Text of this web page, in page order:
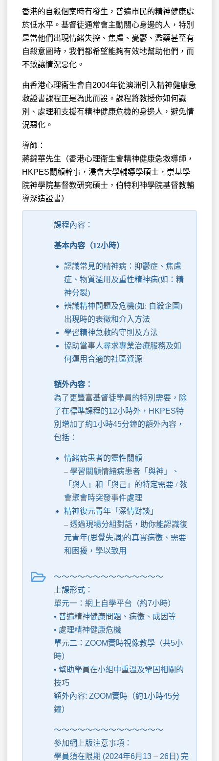
香港的自殺個案時有發生，普遍市民的精神健康處
於低水平。基督徒通常會主動關心身邊的人，特別
是當他們出現情緒失控、焦慮、憂鬱、濫藥甚至有
自殺意圖時，我們都希望能夠有效地幫助他們，而
不致讓情況惡化。
由香港心理衞生會自2004年從澳洲引入精神健康急
救證書課程正是為此而設。課程將教授你如何識
別、處理和支援有精神健康危機的身邊人，避免情
況惡化。
導師：
蔣錦華先生（香港心理衛生會精神健康急救導師，
HKPES關顧幹事，浸會大學輔導學碩士，崇基學
院神學院基督教研究碩士，伯特利神學院基督教輔
導深造證書）
課程內容：
基本內容（12小時）
認識常見的精神病：抑鬱症、焦慮
症、物質濫用及重性精神病(如：精
神分裂)
辨識精神問題及危機(如: 自殺企圖)
出現時的表徵和介入方法
學習精神急救的守則及方法
協助當事人尋求專業治療服務及如
何運用合適的社區資源
額外內容：
為了更豐富基督徒學員的特別需要，除
了在標準課程的12小時外，HKPES特
別增加了約1小時45分鐘的額外內容，
包括：
情緒病患者的靈性關顧
– 學習關顧情緒病患者「與神」、
「與人」和「與己」的特定需要 / 教
會聚會時突發事件處理
精神復元青年「深情對談」
– 透過現場分組對話，助你能認識復
元青年(思覺失調)的真實病徵、需要
和困擾，學以致用
～～～～～～～～～～～～～～
上課形式：
單元一：網上自學平台（約7小時）
• 普遍精神健康問題、病徵、成因等
• 處理精神健康危機
單元二：ZOOM實時視像教學（共5小
時）
• 幫助學員在小組中重溫及鞏固相關的
技巧
額外內容: ZOOM實時（約1小時45分
鐘）
～～～～～～～～～～～～～～
參加網上版注意事項：
學員須在限期 (2024年6月13 – 26日) 完